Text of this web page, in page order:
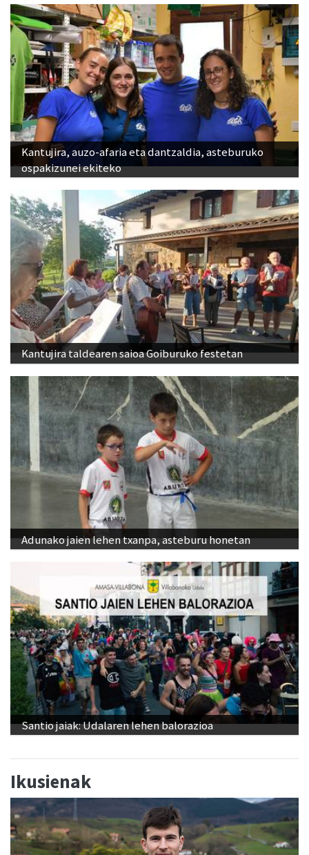
Kantujira, auzo-afaria eta dantzaldia, asteburuko
ospakizunei ekiteko
Kantujira taldearen saioa Goiburuko festetan
Adunako jaien lehen txanpa, asteburu honetan
Santio jaiak: Udalaren lehen balorazioa
Ikusienak